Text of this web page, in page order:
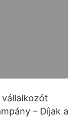
– Díjak a